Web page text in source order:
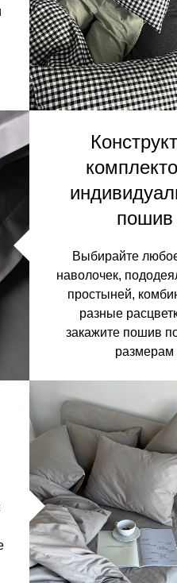
пошив
Выбирайте
наволочек,
простыней,
разные
закажите пошив
размерам